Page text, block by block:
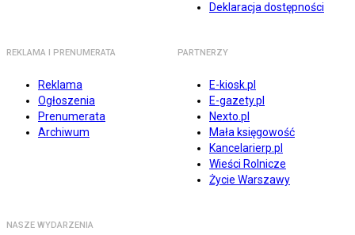
Deklaracja dostępności
REKLAMA I PRENUMERATA
Reklama
Ogłoszenia
Prenumerata
Archiwum
PARTNERZY
E-kiosk.pl
E-gazety.pl
Nexto.pl
Mała księgowość
Kancelarierp.pl
Wieści Rolnicze
Życie Warszawy
NASZE WYDARZENIA